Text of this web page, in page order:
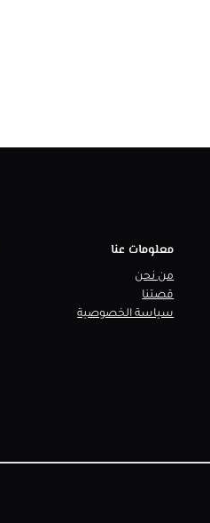
معلومات عنا
من نحن
قصتنا
سياسة الخصوصية